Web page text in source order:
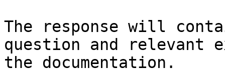
The response will
question and relevant
the documentation.